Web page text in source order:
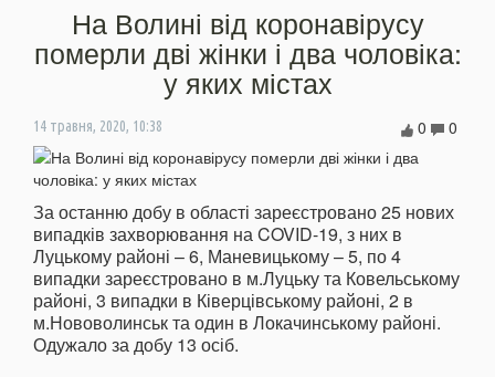
На Волині від коронавірусу
померли дві жінки і два чоловіка:
у яких містах
14 травня, 2020, 10:38 0
0
За останню добу в області зареєстровано 25 нових
випадків захворювання на COVID-19, з них в
Луцькому районі – 6, Маневицькому – 5, по 4
випадки зареєстровано в м.Луцьку та Ковельському
районі, 3 випадки в Ківерцівському районі, 2 в
м.Нововолинськ та один в Локачинському районі.
Одужало за добу 13 осіб.